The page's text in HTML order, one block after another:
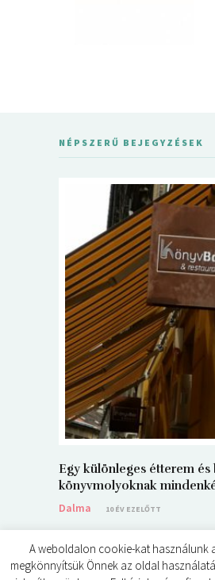
NÉPSZERŰ BEJEGYZÉSEK
Egy különleges étterem és
könyvmolyoknak
Dalma
10 ÉV EZELŐTT
A weboldalon cookie-kat használunk
megkönnyítsük Önnek az oldal